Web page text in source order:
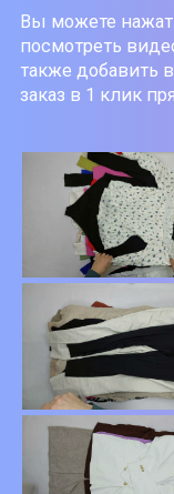
Вы можете
посмотреть
также добавить
заказ в 1 клик